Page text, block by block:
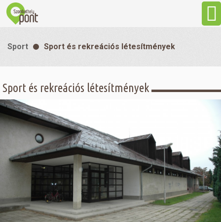
Látnivalók
Gasztronómia
Szállás
Sport
Szabadidő
Sport Sport és rekreációs létesítmények
Sport és rekreációs létesítmények